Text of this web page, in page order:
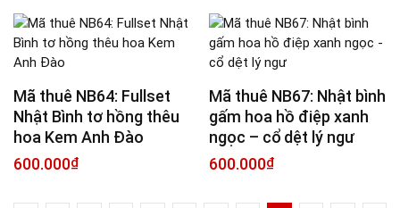
Mã thuê NB64: Fullset
Nhật Bình tơ hồng thêu
hoa Kem Anh Đào
600.000₫
Mã thuê NB67: Nhật bình
gấm hoa hồ điệp xanh
ngọc – cổ dệt lý ngư
600.000₫